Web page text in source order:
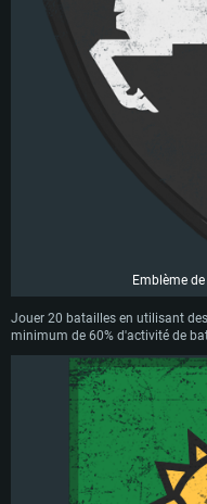
Emblème
Jouer 20 batailles en utilisant
minimum de 60% d'activité de